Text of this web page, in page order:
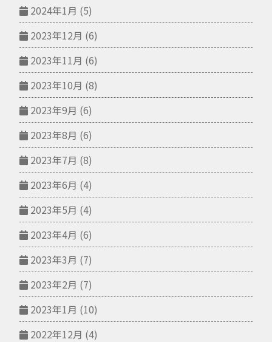
2024年1月 (5)
2023年12月 (6)
2023年11月 (6)
2023年10月 (8)
2023年9月 (6)
2023年8月 (6)
2023年7月 (8)
2023年6月 (4)
2023年5月 (4)
2023年4月 (6)
2023年3月 (7)
2023年2月 (7)
2023年1月 (10)
2022年12月 (4)